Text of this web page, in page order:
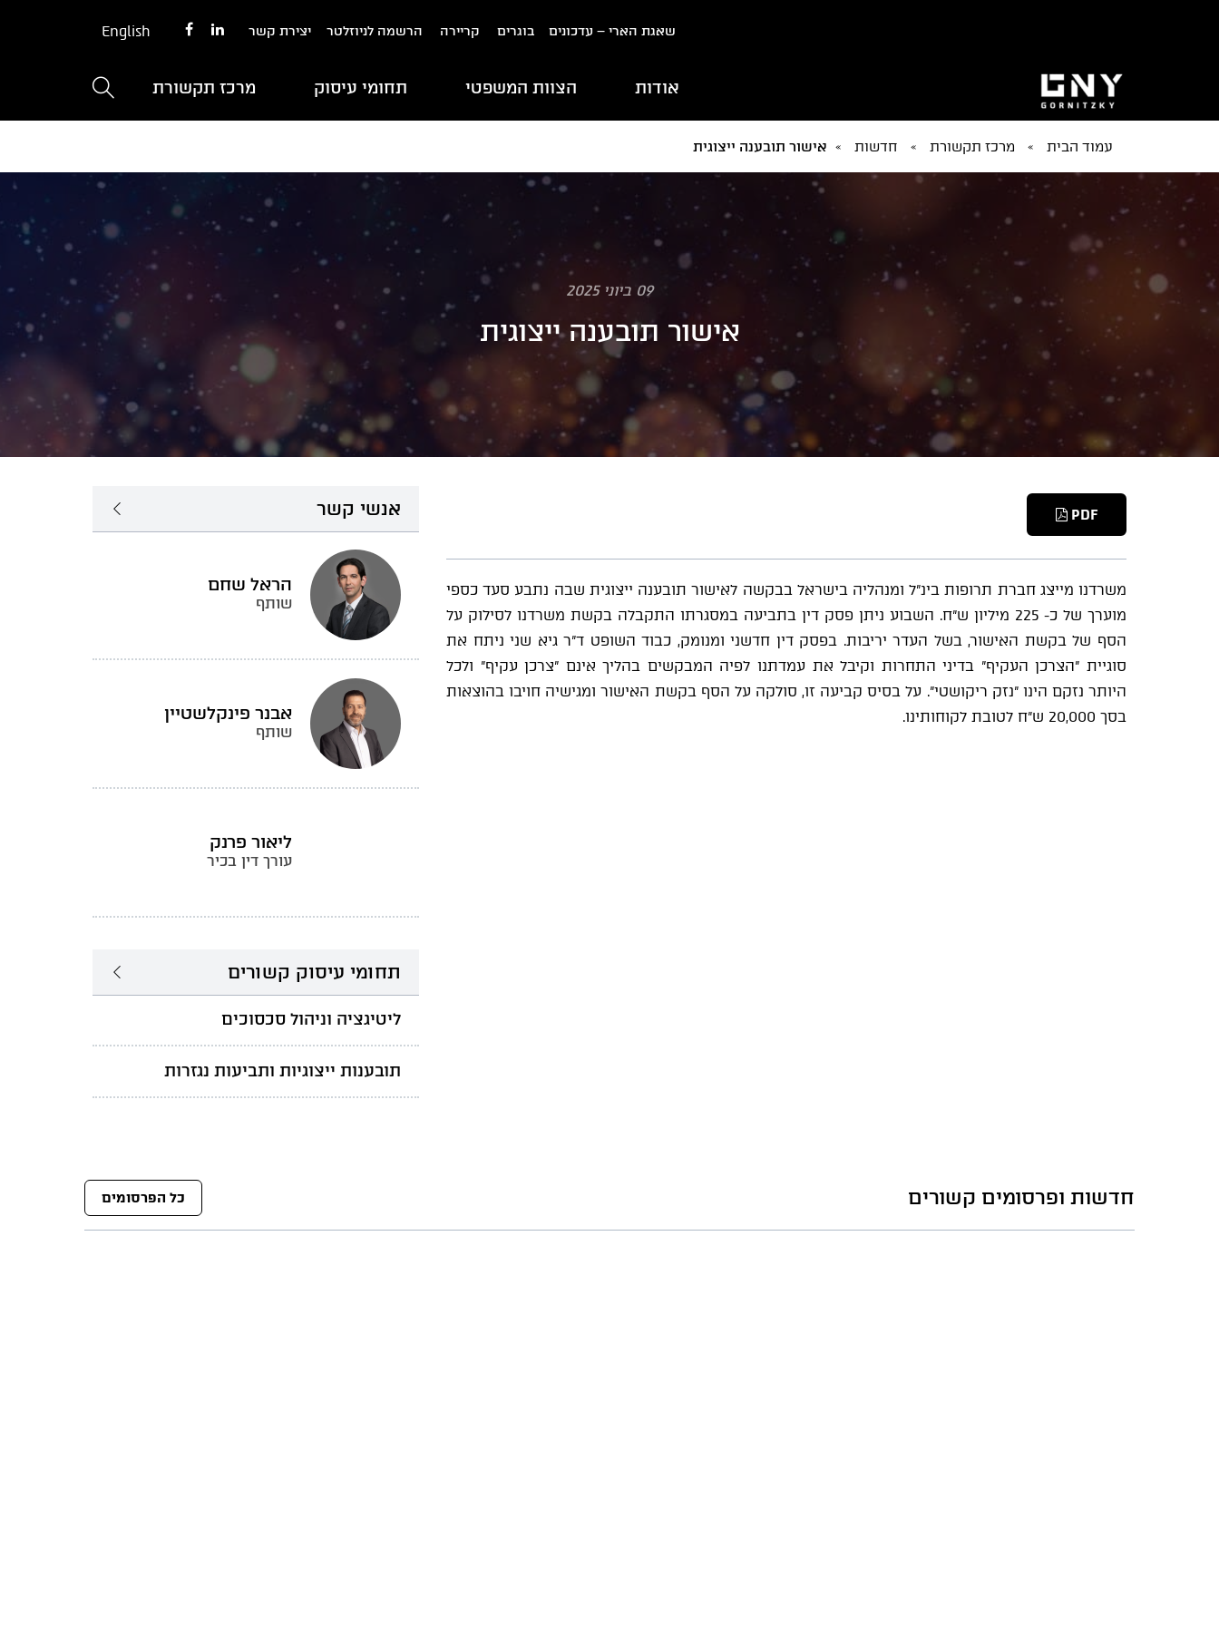
שאגת הארי – עדכונים בוגרים קריירה הרשמה לניוזלטר יצירת קשר English
אודות הצוות המשפטי תחומי עיסוק מרכז תקשורת
עמוד הבית » מרכז תקשורת » חדשות » אישור תובענה ייצוגית
09 ביוני 2025
אישור תובענה ייצוגית
PDF
משרדנו מייצג חברת תרופות בינ"ל ומנהליה בישראל בבקשה לאישור תובענה ייצוגית שבה נתבע סעד כספי
מוערך של כ- 225 מיליון ש"ח. השבוע ניתן פסק דין בתביעה במסגרתו התקבלה בקשת משרדנו לסילוק על
הסף של בקשת האישור, בשל העדר יריבות. בפסק דין חדשני ומנומק, כבוד השופט ד"ר גיא שני ניתח את
סוגיית "הצרכן העקיף" בדיני התחרות וקיבל את עמדתנו לפיה המבקשים בהליך אינם "צרכן עקיף" ולכל
היותר נזקם הינו "נזק ריקושטי". על בסיס קביעה זו, סולקה על הסף בקשת האישור ומגישיה חויבו בהוצאות
בסך 20,000 ש"ח לטובת לקוחותינו.
אנשי קשר
הראל שחם
שותף
אבנר פינקלשטיין
שותף
ליאור פרנק
עורך דין בכיר
תחומי עיסוק קשורים
ליטיגציה וניהול סכסוכים
תובענות ייצוגיות ותביעות נגזרות
חדשות ופרסומים קשורים כל הפרסומים